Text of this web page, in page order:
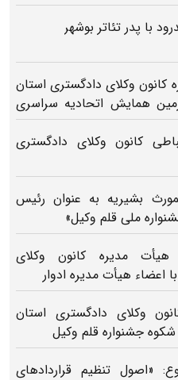
با پدر تئاتر بوشهر
وکلای دادگستری استان
همایش اتحادیه سراسری
ایران
کانون وکلای دادگستری
بشیریه به عنوان رئیس
ملی قلم وکیل»
مدیره کانون وکلای
اعضاء هیأت مدیره ادوار
وکلای دادگستری استان
جشنواره قلم وکیل
«اصول تنظیم قراردادهای